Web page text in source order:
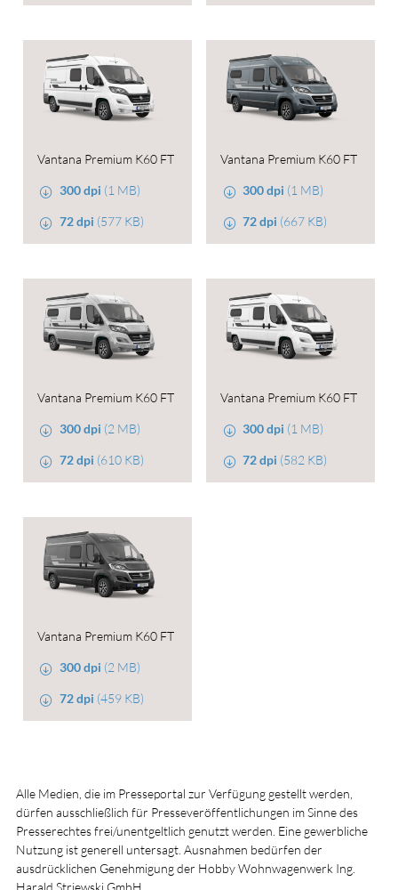
Vantana Premium K60 FT
300 dpi (1 MB)
72 dpi (577 KB)
Vantana Premium K60 FT
300 dpi (1 MB)
72 dpi (667 KB)
Vantana Premium K60 FT
300 dpi (2 MB)
72 dpi (610 KB)
Vantana Premium K60 FT
300 dpi (1 MB)
72 dpi (582 KB)
Vantana Premium K60 FT
300 dpi (2 MB)
72 dpi (459 KB)
Alle Medien, die im Presseportal zur Verfügung gestellt werden,
dürfen ausschließlich für Presseveröffentlichungen im Sinne des
Presserechtes frei/unentgeltlich genutzt werden. Eine gewerbliche
Nutzung ist generell untersagt. Ausnahmen bedürfen der
ausdrücklichen Genehmigung der Hobby Wohnwagenwerk Ing.